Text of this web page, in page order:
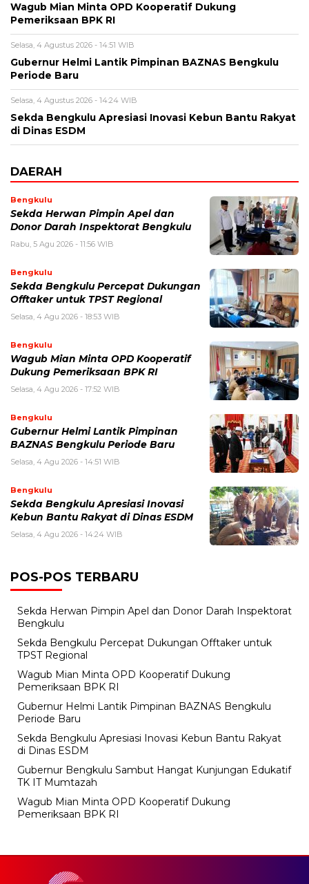
Wagub Mian Minta OPD Kooperatif Dukung
Pemeriksaan BPK RI
Selasa, 4 Agustus 2026 - 14:51 WIB
Gubernur Helmi Lantik Pimpinan BAZNAS Bengkulu
Periode Baru
Selasa, 4 Agustus 2026 - 14:24 WIB
Sekda Bengkulu Apresiasi Inovasi Kebun Bantu Rakyat
di Dinas ESDM
DAERAH
Bengkulu
Sekda Herwan Pimpin Apel dan
Donor Darah Inspektorat Bengkulu
Rabu, 5 Agu 2026 - 11:56 WIB
Bengkulu
Sekda Bengkulu Percepat Dukungan
Offtaker untuk TPST Regional
Selasa, 4 Agu 2026 - 18:53 WIB
Bengkulu
Wagub Mian Minta OPD Kooperatif
Dukung Pemeriksaan BPK RI
Selasa, 4 Agu 2026 - 17:52 WIB
Bengkulu
Gubernur Helmi Lantik Pimpinan
BAZNAS Bengkulu Periode Baru
Selasa, 4 Agu 2026 - 14:51 WIB
Bengkulu
Sekda Bengkulu Apresiasi Inovasi
Kebun Bantu Rakyat di Dinas ESDM
Selasa, 4 Agu 2026 - 14:24 WIB
POS-POS TERBARU
Sekda Herwan Pimpin Apel dan Donor Darah Inspektorat
Bengkulu
Sekda Bengkulu Percepat Dukungan Offtaker untuk
TPST Regional
Wagub Mian Minta OPD Kooperatif Dukung
Pemeriksaan BPK RI
Gubernur Helmi Lantik Pimpinan BAZNAS Bengkulu
Periode Baru
Sekda Bengkulu Apresiasi Inovasi Kebun Bantu Rakyat
di Dinas ESDM
Gubernur Bengkulu Sambut Hangat Kunjungan Edukatif
TK IT Mumtazah
Wagub Mian Minta OPD Kooperatif Dukung
Pemeriksaan BPK RI